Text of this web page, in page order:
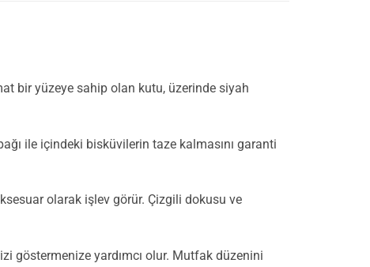
bir yüzeye sahip olan kutu, üzerinde siyah
ile içindeki bisküvilerin taze kalmasını garanti
olarak işlev görür. Çizgili dokusu ve
göstermenize yardımcı olur. Mutfak düzenini